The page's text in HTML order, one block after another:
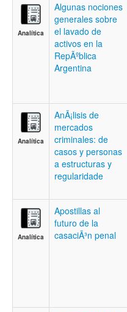
Analítica
Algunas nociones
generales sobre
el lavado de
activos en la
RepÃºblica
Argentina
Analítica
AnÃ¡lisis de
mercados
criminales: de
casos y personas
a estructuras y
regularidade
Analítica
Apostillas al
futuro de la
casaciÃ³n penal